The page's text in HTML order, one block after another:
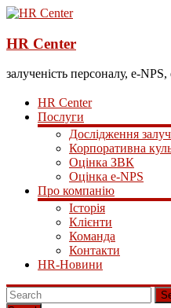
HR Center
залученість персоналу, e-
HR Center
Послуги
Дослідження
Корпоративна
Оцінка ЗВК
Оцінка e-NPS
Про компанію
Історія
Клієнти
Команда
Контакти
HR-Новини